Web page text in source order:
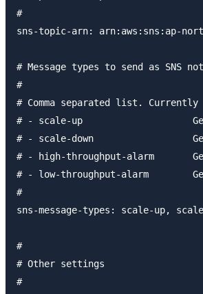
#
sns-topic-arn: arn:aws:sns:ap-
# Message types to send as SNS
#
# Comma separated list. Currently
# - scale-up                    Get
# - scale-down                  Get
# - high-throughput-alarm
# - low-throughput-alarm
#
sns-message-types: scale-up,
#
# Other settings
#